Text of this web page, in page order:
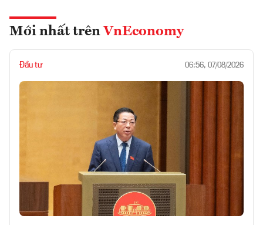
Mới nhất trên VnEconomy
Đầu tư 06:56, 07/08/2026